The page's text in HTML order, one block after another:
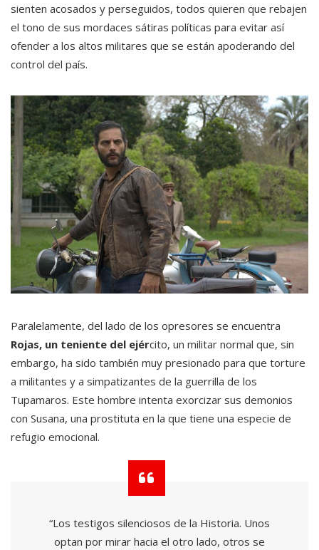
sienten acosados y perseguidos, todos quieren que rebajen
el tono de sus mordaces sátiras políticas para evitar así
ofender a los altos militares que se están apoderando del
control del país.
Paralelamente, del lado de los opresores se encuentra
Rojas, un teniente del ejército, un militar normal que, sin
embargo, ha sido también muy presionado para que torture
a militantes y a simpatizantes de la guerrilla de los
Tupamaros. Este hombre intenta exorcizar sus demonios
con Susana, una prostituta en la que tiene una especie de
refugio emocional.
“Los testigos silenciosos de la Historia. Unos
optan por mirar hacia el otro lado, otros se